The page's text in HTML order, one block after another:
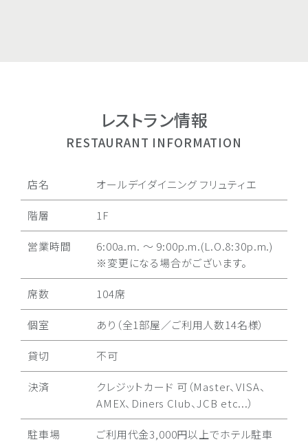
レストラン情報
RESTAURANT INFORMATION
店名 オールデイダイニング フリュティエ
階層 1F
営業時間
6:00a.m. ～ 9:00p.m.(L.O.8:30p.m.)
※変更になる場合がございます。
席数 104席
個室 あり（全1部屋／ご利用人数14名様）
貸切 不可
決済
クレジットカード 可（Master、VISA、
AMEX、Diners Club、JCB etc...）
駐車場
ご利用代金3,000円以上でホテル駐車